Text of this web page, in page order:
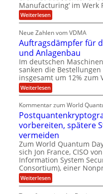
5
M
i
l
l
i
o
n
e
n
-
D
o
l
l
a
r
n
e
e
r
i
n
g
f
ü
r
M
E
A
u
n
d
L
a
t
o
n
3
2
m
t
A
s
o
u
t
e
r
e
s
s
g
w
i
r
d
C
h
i
f
C
u
s
t
o
m
e
r
O
ff
i
Manufacturing‘ im Werk
Weiterlesen:
H
r
t
n
g
e
r
ö
f
f
n
e
t
K
o
m
p
e
t
e
n
z
z
Neue Zahlen vom VDMA
Auftragsdämpfer für
und Anlagenbau
Im deutschen
sanken die
insgesamt um 12% zum
Weiterlesen:
A
f
t
r
a
g
s
d
ä
m
p
f
e
Kommentar zum World
vorbereiten, spätere
vermeiden
Zum World Quantum
sich Jon France, CISO
Information System
Consortium), einer
Weiterlesen:
P